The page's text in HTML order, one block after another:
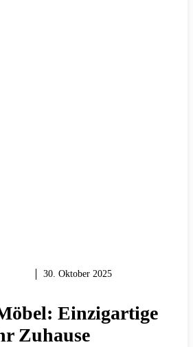
30. Oktober 2025
Einzigartige
Zuhause